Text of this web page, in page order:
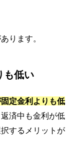
ります。
も低い
定金利よりも低
済中も金利が低
するメリットが